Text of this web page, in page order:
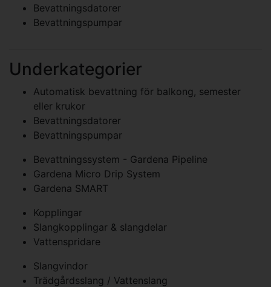
Bevattningsdatorer
Bevattningspumpar
Underkategorier
Automatisk bevattning för balkong, semester
eller krukor
Bevattningsdatorer
Bevattningspumpar
Bevattningssystem - Gardena Pipeline
Gardena Micro Drip System
Gardena SMART
Kopplingar
Slangkopplingar & slangdelar
Vattenspridare
Slangvindor
Trädgårdsslang / Vattenslang